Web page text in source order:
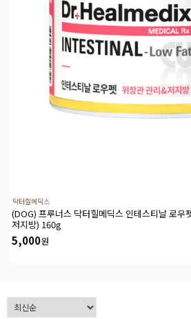
닥터힐메딕스
(DOG) 프루너스 닥터힐메딕스 인테스티날 로
저지방) 160g
5,000원